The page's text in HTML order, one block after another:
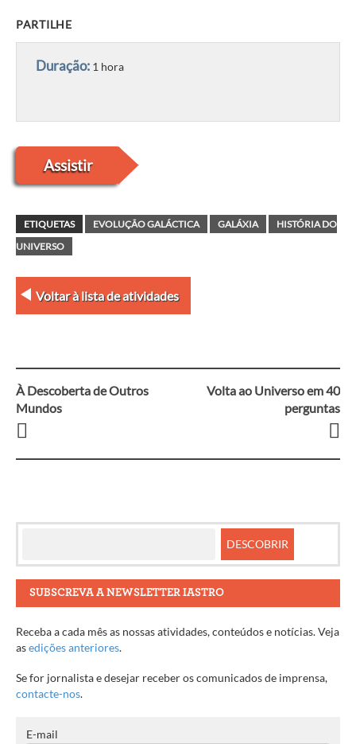
PARTILHE
Duração: 1 hora
Assistir
ETIQUETAS EVOLUÇÃO GALÁCTICA GALÁXIA
HISTÓRIA DO
UNIVERSO
Voltar à lista de atividades
Navegação
entre
artigos
À Descoberta de Outros
Mundos
Volta ao Universo em 40
perguntas
SUBSCREVA A NEWSLETTER IASTRO
Receba a cada mês as nossas atividades, conteúdos e notícias. Veja
asedições anteriores.
Se for jornalista e desejar receber os comunicados de imprensa,
contacte-nos.
E-mail